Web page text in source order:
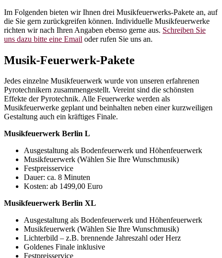
Im Folgenden bieten wir Ihnen drei Musikfeuerwerks-Pakete an, auf
die Sie gern zurückgreifen können. Individuelle Musikfeuerwerke
richten wir nach Ihren Angaben ebenso gerne aus. Schreiben Sie
uns dazu bitte eine Email oder rufen Sie uns an.
Musik-Feuerwerk-Pakete
Jedes einzelne Musikfeuerwerk wurde von unseren erfahrenen
Pyrotechnikern zusammengestellt. Vereint sind die schönsten
Effekte der Pyrotechnik. Alle Feuerwerke werden als
Musikfeuerwerke geplant und beinhalten neben einer kurzweiligen
Gestaltung auch ein kräftiges Finale.
Musikfeuerwerk Berlin L
Ausgestaltung als Bodenfeuerwerk und Höhenfeuerwerk
Musikfeuerwerk (Wählen Sie Ihre Wunschmusik)
Festpreisservice
Dauer: ca. 8 Minuten
Kosten: ab 1499,00 Euro
Musikfeuerwerk Berlin XL
Ausgestaltung als Bodenfeuerwerk und Höhenfeuerwerk
Musikfeuerwerk (Wählen Sie Ihre Wunschmusik)
Lichterbild – z.B. brennende Jahreszahl oder Herz
Goldenes Finale inklusive
Festpreisservice